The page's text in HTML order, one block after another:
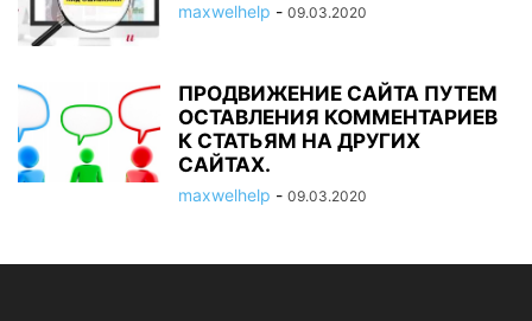
maxwelhelp - 09.03.2020
ПРОДВИЖЕНИЕ САЙТА ПУТЕМ
ОСТАВЛЕНИЯ КОММЕНТАРИЕВ
К СТАТЬЯМ НА ДРУГИХ
САЙТАХ.
maxwelhelp - 09.03.2020